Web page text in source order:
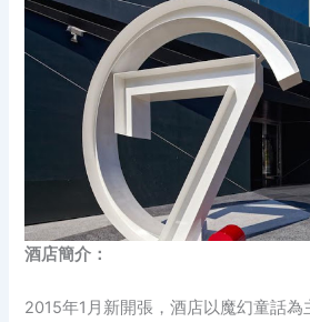
酒店簡介：
2015年1月新開張，酒店以魔幻童話